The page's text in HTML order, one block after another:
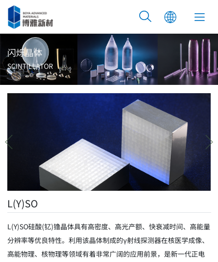
闪烁晶体
SCINTILLATOR
L(Y)SO
L(Y)SO硅酸(钇)镥晶体具有高密度、高光产额、快衰减时间、高能量
分辨率等优良特性。利用该晶体制成的γ射线探测器在核医学成像、
高能物理、核物理等领域有着非常广阔的应用前景，是新一代正电